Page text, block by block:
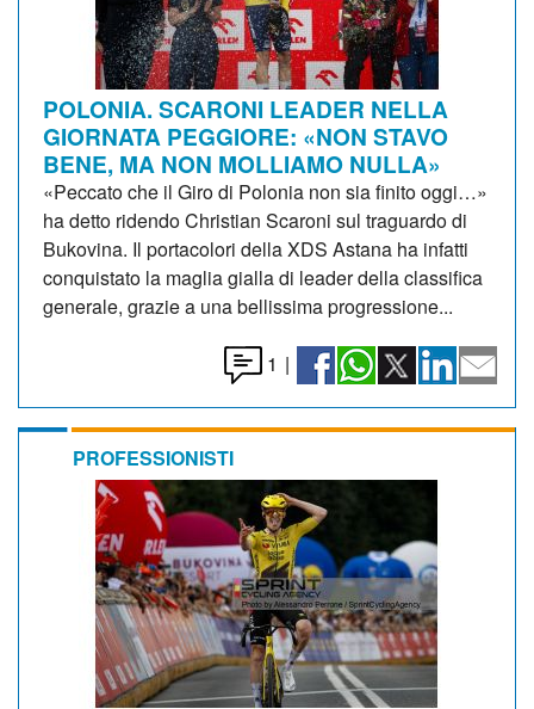
POLONIA. SCARONI LEADER NELLA
GIORNATA PEGGIORE: «NON STAVO
BENE, MA NON MOLLIAMO NULLA»
«Peccato che il Giro di Polonia non sia finito oggi…»
ha detto ridendo Christian Scaroni sul traguardo di
Bukovina. Il portacolori della XDS Astana ha infatti
conquistato la maglia gialla di leader della classifica
generale, grazie a una bellissima progressione...
1 |
PROFESSIONISTI